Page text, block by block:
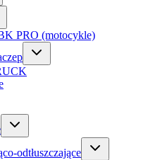
PRO (motocykle)
odtłuszczające